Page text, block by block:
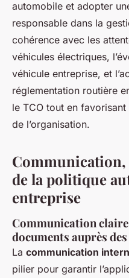
automobile et adopter
responsable dans la
cohérence avec les
véhicules électriques,
véhicule entreprise, et
réglementation routière
le TCO tout en
de l’organisation.
de la politique
entreprise
Communication
documents auprès
La communication
pilier pour garantir